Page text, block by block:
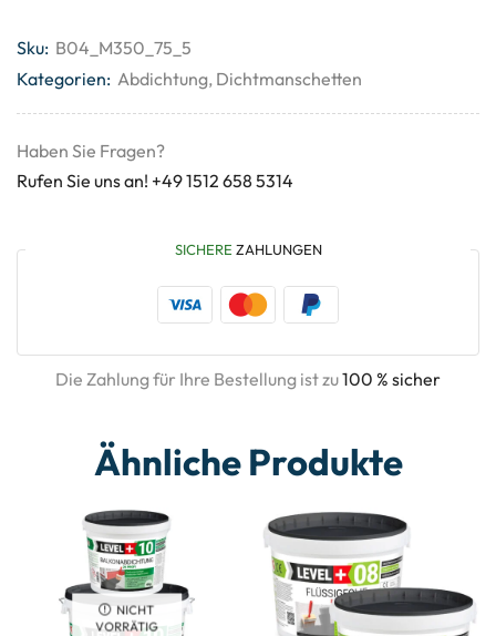
Sku: B04_M350_75_5
Kategorien: Abdichtung, Dichtmanschetten
Haben Sie Fragen?
Rufen Sie uns an! +49 1512 658 5314
SICHERE ZAHLUNGEN
Die Zahlung für Ihre Bestellung ist zu100 % sicher
Ähnliche Produkte
NICHT
VORRÄTIG